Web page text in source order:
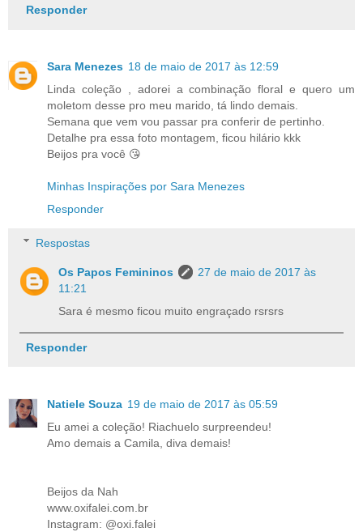
Responder
Sara Menezes 18 de maio de 2017 às 12:59
Linda coleção , adorei a combinação floral e quero um
moletom desse pro meu marido, tá lindo demais.
Semana que vem vou passar pra conferir de pertinho.
Detalhe pra essa foto montagem, ficou hilário kkk
Beijos pra você 😘
Minhas Inspirações por Sara Menezes
Responder
Respostas
Os Papos Femininos
27 de maio de 2017 às
11:21
Sara é mesmo ficou muito engraçado rsrsrs
Responder
Natiele Souza 19 de maio de 2017 às 05:59
Eu amei a coleção! Riachuelo surpreendeu!
Amo demais a Camila, diva demais!
Beijos da Nah
www.oxifalei.com.br
Instagram: @oxi.falei